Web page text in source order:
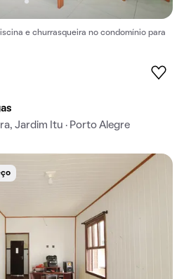
e churrasqueira no condomínio para
Jardim Itu · Porto Alegre